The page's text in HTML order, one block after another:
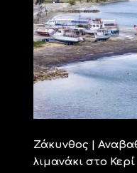
Ζάκυνθος |
λιμανάκι στο Κερί